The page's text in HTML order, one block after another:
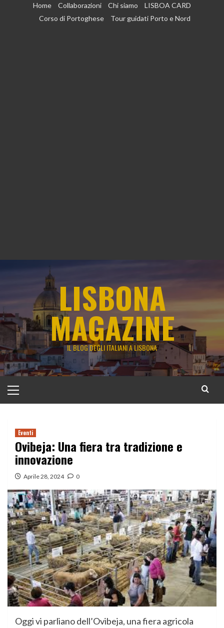
Home Collaborazioni Chi siamo
LISBOA CARD
Corso di Portoghese
Tour guidati Porto e Nord
LISBONA
MAGAZINE
IL BLOG DEGLI ITALIANI A LISBONA
principale
Eventi
Ovibeja: Una fiera tra tradizione e
innovazione
Aprile 28, 2024 0
Oggi vi parliano dell’Ovibeja, una fiera agricola